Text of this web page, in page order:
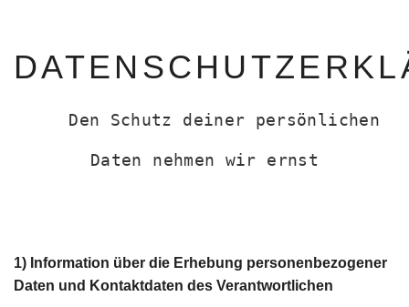
Den Schutz deiner persönlichen
Daten nehmen wir ernst
1) Information über die Erhebung personenbezogener
Daten und Kontaktdaten des Verantwortlichen